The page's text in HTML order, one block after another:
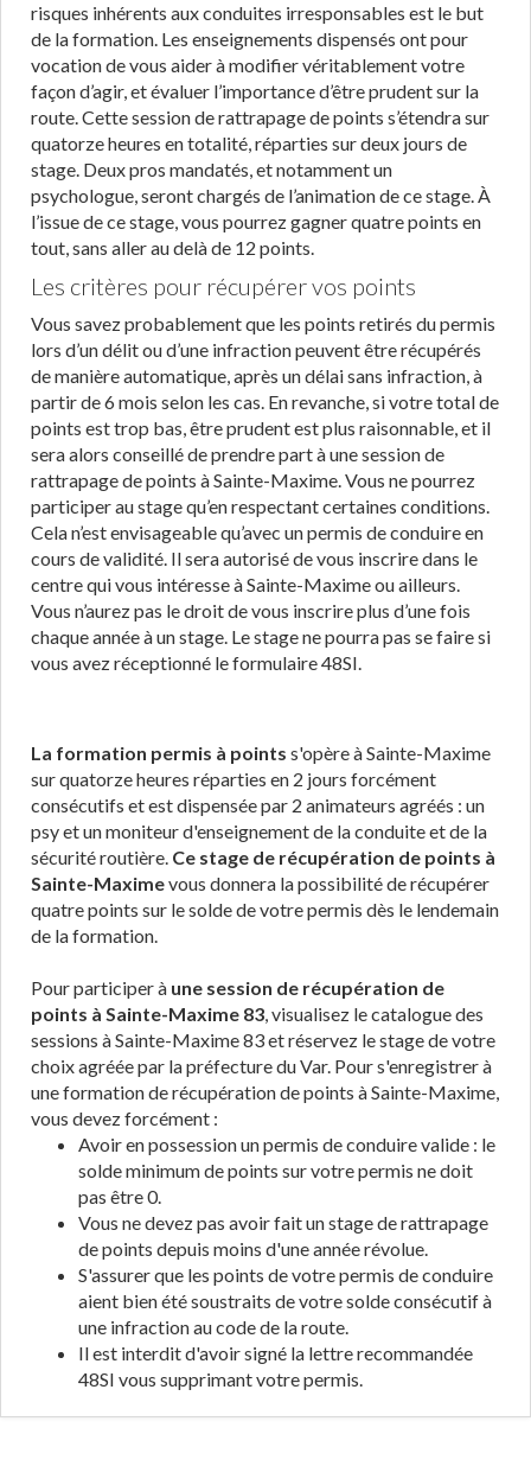
risques inhérents aux conduites irresponsables est le but
de la formation. Les enseignements dispensés ont pour
vocation de vous aider à modifier véritablement votre
façon d’agir, et évaluer l’importance d’être prudent sur la
route. Cette session de rattrapage de points s’étendra sur
quatorze heures en totalité, réparties sur deux jours de
stage. Deux pros mandatés, et notamment un
psychologue, seront chargés de l’animation de ce stage. À
l’issue de ce stage, vous pourrez gagner quatre points en
tout, sans aller au delà de 12 points.
Les critères pour récupérer vos points
Vous savez probablement que les points retirés du permis
lors d’un délit ou d’une infraction peuvent être récupérés
de manière automatique, après un délai sans infraction, à
partir de 6 mois selon les cas. En revanche, si votre total de
points est trop bas, être prudent est plus raisonnable, et il
sera alors conseillé de prendre part à une session de
rattrapage de points à Sainte-Maxime. Vous ne pourrez
participer au stage qu’en respectant certaines conditions.
Cela n’est envisageable qu’avec un permis de conduire en
cours de validité. Il sera autorisé de vous inscrire dans le
centre qui vous intéresse à Sainte-Maxime ou ailleurs.
Vous n’aurez pas le droit de vous inscrire plus d’une fois
chaque année à un stage. Le stage ne pourra pas se faire si
vous avez réceptionné le formulaire 48SI.
La formation permis à points s'opère à Sainte-Maxime
sur quatorze heures réparties en 2 jours forcément
consécutifs et est dispensée par 2 animateurs agréés : un
psy et un moniteur d'enseignement de la conduite et de la
sécurité routière. Ce stage de récupération de points à
Sainte-Maximevous donnera la possibilité de récupérer
quatre points sur le solde de votre permis dès le lendemain
de la formation.
Pour participer à une session de récupération de
points à Sainte-Maxime 83, visualisez le catalogue des
sessions à Sainte-Maxime 83 et réservez le stage de votre
choix agréée par la préfecture du Var. Pour s'enregistrer à
une formation de récupération de points à Sainte-Maxime,
vous devez forcément :
Avoir en possession un permis de conduire valide : le
solde minimum de points sur votre permis ne doit
pas être 0.
Vous ne devez pas avoir fait un stage de rattrapage
de points depuis moins d'une année révolue.
S'assurer que les points de votre permis de conduire
aient bien été soustraits de votre solde consécutif à
une infraction au code de la route.
Il est interdit d'avoir signé la lettre recommandée
48SI vous supprimant votre permis.